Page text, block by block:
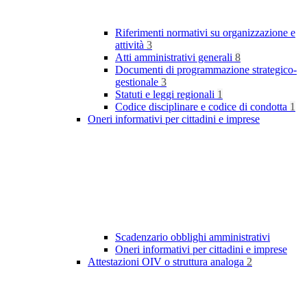
Riferimenti normativi su organizzazione e
attività 3
Atti amministrativi generali 8
Documenti di programmazione strategico-
gestionale 3
Statuti e leggi regionali 1
Codice disciplinare e codice di condotta 1
Oneri informativi per cittadini e imprese
Scadenzario obblighi amministrativi
Oneri informativi per cittadini e imprese
Attestazioni OIV o struttura analoga 2